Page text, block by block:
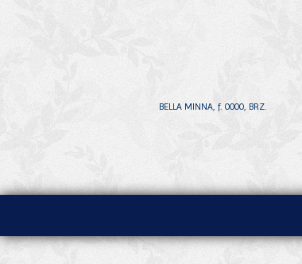
BELLA MINNA, f. 0000, BRZ.